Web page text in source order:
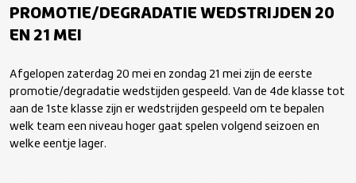
PROMOTIE/DEGRADATIE WEDSTRIJDEN 20
EN 21 MEI
Afgelopen zaterdag 20 mei en zondag 21 mei zijn de eerste
promotie/degradatie wedstijden gespeeld. Van de 4de klasse tot
aan de 1 ste klasse zijn er wedstrijden gespeeld om te bepalen
welk team een niveau hoger gaat spelen volgend seizoen en
welke eentje lager.